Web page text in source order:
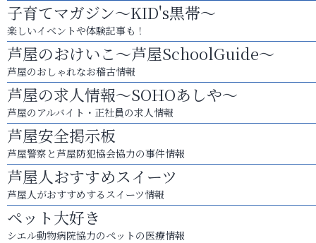
子育てマガジン～KID's黒帯～
楽しいイベントや体験記事も！
芦屋のおけいこ～芦屋SchoolGuide～
芦屋のおしゃれなお稽古情報
芦屋の求人情報～SOHOあしや～
芦屋のアルバイト・正社員の求人情報
芦屋安全掲示板
芦屋警察と芦屋防犯協会協力の事件情報
芦屋人おすすめスイーツ
芦屋人がおすすめするスイーツ情報
ペット大好き
シエル動物病院協力のペットの医療情報